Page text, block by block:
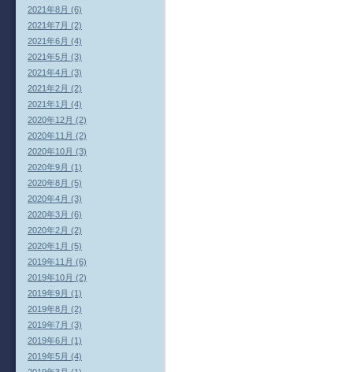
2021年8月 (6)
2021年7月 (2)
2021年6月 (4)
2021年5月 (3)
2021年4月 (3)
2021年2月 (2)
2021年1月 (4)
2020年12月 (2)
2020年11月 (2)
2020年10月 (3)
2020年9月 (1)
2020年8月 (5)
2020年4月 (3)
2020年3月 (6)
2020年2月 (2)
2020年1月 (5)
2019年11月 (6)
2019年10月 (2)
2019年9月 (1)
2019年8月 (2)
2019年7月 (3)
2019年6月 (1)
2019年5月 (4)